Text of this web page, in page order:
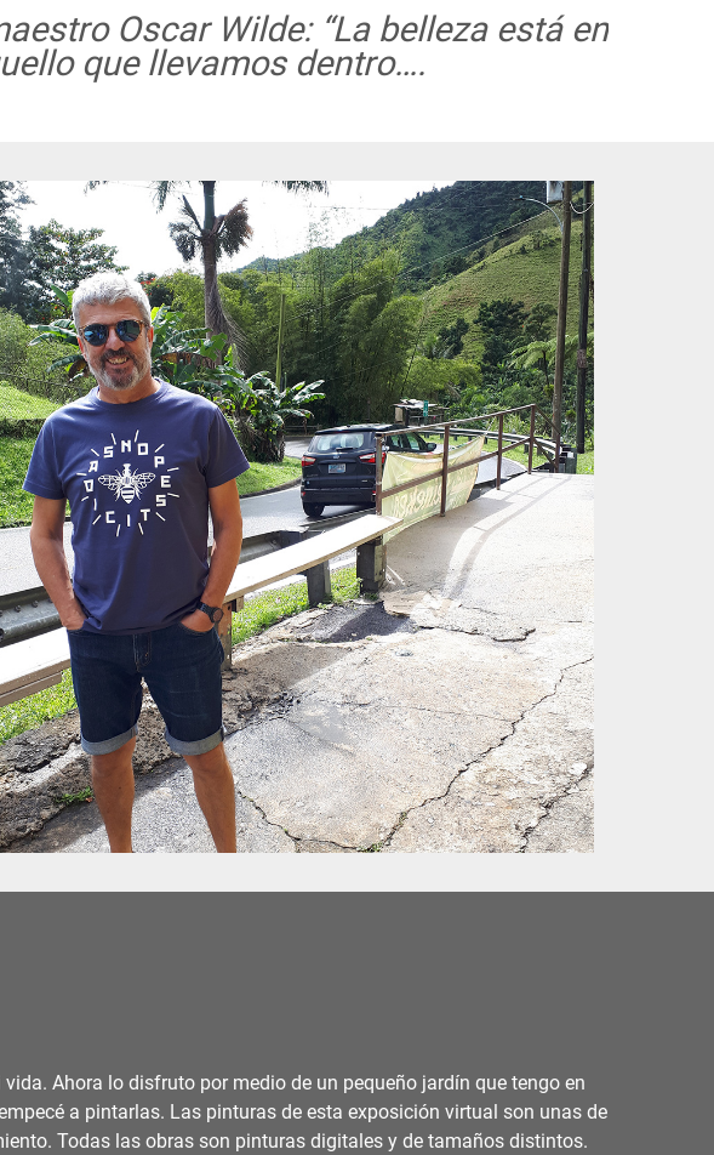
Oscar Wilde: “La belleza está en
que llevamos dentro….
Ahora lo disfruto por medio de un pequeño jardín que tengo en
a pintarlas. Las pinturas de esta exposición virtual son unas de
Todas las obras son pinturas digitales y de tamaños distintos.